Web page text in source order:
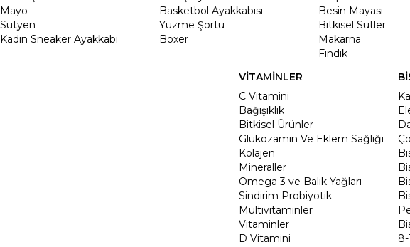
Mayo
Sütyen
Kadın Sneaker Ayakkabı
Basketbol Ayakkabısı
Yüzme Şortu
Boxer
Besin Mayası
Bitkisel Sütler
Makarna
Fındık
VİTAMİNLER
C Vitamini
Bağışıklık
Bitkisel Ürünler
Glukozamin Ve Eklem Sağlığı
Kolajen
Mineraller
Omega 3 ve Balık Yağları
Sindirim Probiyotik
Multivitaminler
Vitaminler
D Vitamini
8-